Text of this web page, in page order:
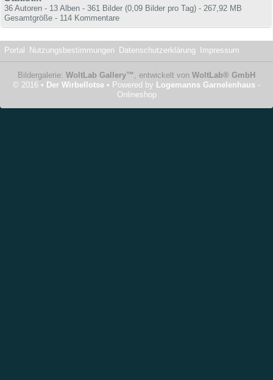
36 Autoren - 13 Alben - 361 Bilder (0,09 Bilder pro Tag) - 267,92 MB
Gesamtgröße - 114 Kommentare
Portal Nutzungsbestimmungen Datenschutzerklärung Impressum
Bildergalerie: WoltLab Gallery™, entwickelt von WoltLab® GmbH
© 2016 • Der Wirbellotse • Powered by Logemanns Garnelenhaus -
Onlineshop